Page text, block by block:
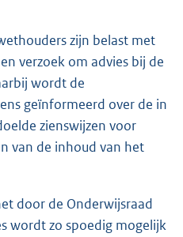
zijn belast met
verzoek om advies bij de
wordt de
geïnformeerd over de in
zienswijzen voor
van de inhoud van het
door de Onderwijsraad
wordt zo spoedig mogelijk